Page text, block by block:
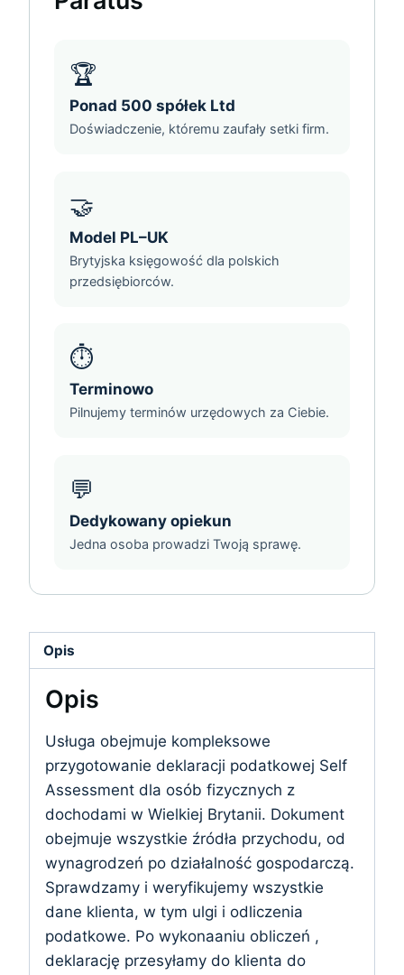
🏆
Ponad 500 spółek Ltd
Doświadczenie, któremu zaufały setki firm.
🤝
Model PL–UK
Brytyjska księgowość dla polskich
przedsiębiorców.
⏱️
Terminowo
Pilnujemy terminów urzędowych za Ciebie.
💬
Dedykowany opiekun
Jedna osoba prowadzi Twoją sprawę.
Opis
Opis
Usługa obejmuje kompleksowe
przygotowanie deklaracji podatkowej Self
Assessment dla osób fizycznych z
dochodami w Wielkiej Brytanii. Dokument
obejmuje wszystkie źródła przychodu, od
wynagrodzeń po działalność gospodarczą.
Sprawdzamy i weryfikujemy wszystkie
dane klienta, w tym ulgi i odliczenia
podatkowe. Po wykonaaniu obliczeń ,
deklarację przesyłamy do klienta do